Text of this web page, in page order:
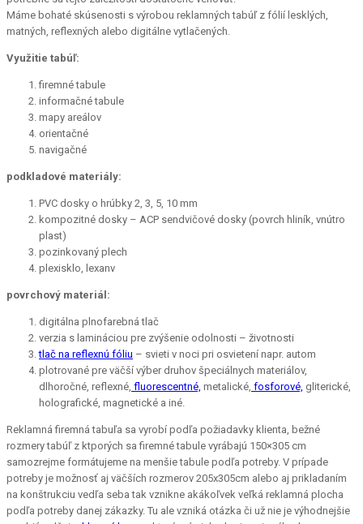
Máme bohaté skúsenosti s výrobou reklamných tabúľ z fólií lesklých,
matných, reflexných alebo digitálne vytlačených.
Využitie tabúľ:
firemné tabule
informačné tabule
mapy areálov
orientačné
navigačné
podkladové materiály:
PVC dosky o hrúbky 2, 3, 5, 10 mm
kompozitné dosky – ACP sendvičové dosky (povrch hliník, vnútro
plast)
pozinkovaný plech
plexisklo, lexanv
povrchový materiál:
digitálna plnofarebná tlač
verzia s lamináciou pre zvýšenie odolnosti – životnosti
tlač na reflexnú fóliu – svieti v noci pri osvietení napr. autom
plotrované pre väčší výber druhov špeciálnych materiálov,
dlhoročné, reflexné, fluorescentné, metalické, fosforové, gliterické,
holografické, magnetické a iné.
Reklamná firemná tabuľa sa vyrobí podľa požiadavky klienta, bežné
rozmery tabúľ z ktporých sa firemné tabule vyrábajú 150×305 cm
samozrejme formátujeme na menšie tabule podľa potreby. V prípade
potreby je možnosť aj väčších rozmerov 205x305cm alebo aj prikladaním
na konštrukciu vedľa seba tak vznikne akákoľvek veľká reklamná plocha
podľa potreby danej zákazky. Tu ale vzniká otázka či už nie je výhodnejšie